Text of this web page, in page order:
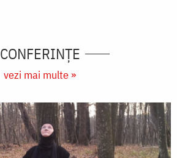
CONFERINȚE
vezi mai multe »